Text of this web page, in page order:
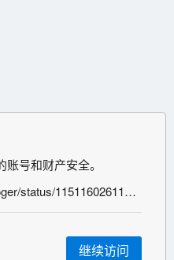
号和财产安全。
https://twitter.com/steveschoger/status/1151160261170126850
继续访问